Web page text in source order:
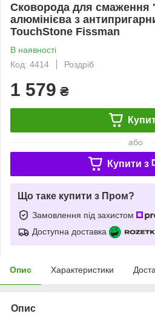
Сковорода для смаження
алюмінієва з
TouchStone Fissman
В наявності
Код: 4414
Роздріб
1 579 ₴
або
Купити з
Що таке купити з Пром?
Замовлення під захистом
Доступна доставка
Опис Характеристики
Опис